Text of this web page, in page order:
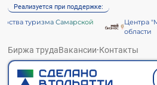
Реализуется при поддержке:
туризма Самарской
Центра
области
Биржа трудаВакансии·Контакты